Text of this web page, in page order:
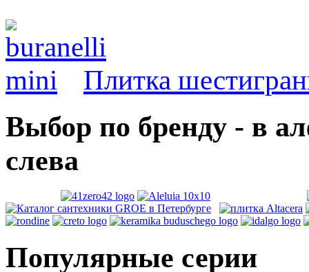
Плитка
Выбор по бренду - в
слева
Популярные серии